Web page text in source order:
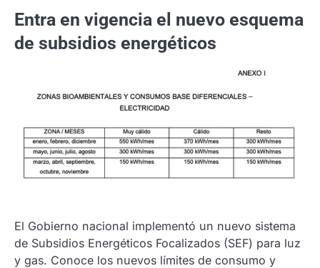
Entra en vigencia el nuevo esquema
de subsidios energéticos
El Gobierno nacional implementó un nuevo sistema
de Subsidios Energéticos Focalizados (SEF) para luz
y gas. Conoce los nuevos límites de consumo y